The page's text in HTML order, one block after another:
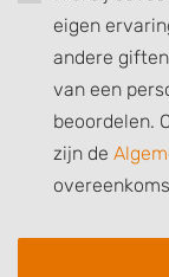
eigen
andere
van een
beoordelen.
zijn de